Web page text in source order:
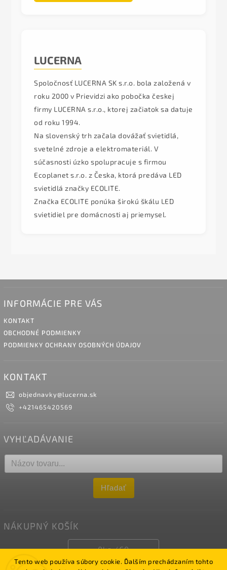
Tento web používa súbory cookie. Ďalším prechádzaním tohto
LUCERNA
Spoločnosť LUCERNA SK s.r.o. bola založená v
roku 2000 v Prievidzi ako pobočka českej
firmy LUCERNA s.r.o., ktorej začiatok sa datuje
od roku 1994.
Na slovenský trh začala dovážať svietidlá,
svetelné zdroje a elektromateriál. V
súčasnosti úzko spolupracuje s firmou
Ecoplanet s.r.o. z Česka, ktorá predáva LED
svietidlá značky ECOLITE.
Značka ECOLITE ponúka širokú škálu LED
svietidiel pre domácnosti aj priemysel.
INFORMÁCIE PRE VÁS
KONTAKT
OBCHODNÉ PODMIENKY
PODMIENKY OCHRANY OSOBNÝCH ÚDAJOV
KONTAKT
objednavky@lucerna.sk
+421465420569
VYHĽADÁVANIE
Hľadať
NÁKUPNÝ KOŠÍK
0ks /€0